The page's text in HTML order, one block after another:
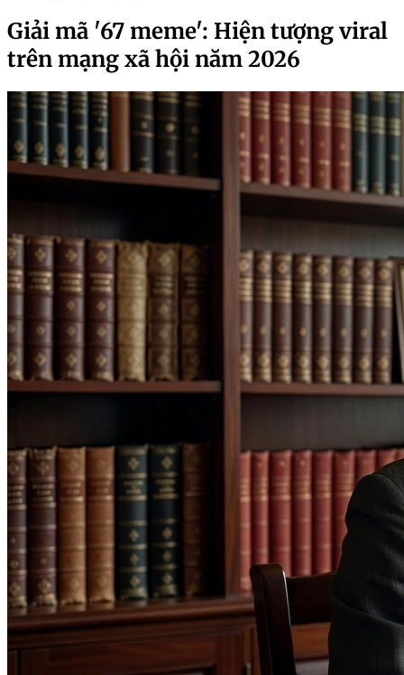
Giải mã '67 meme': Hiện tượng viral
trên mạng xã hội năm 2026